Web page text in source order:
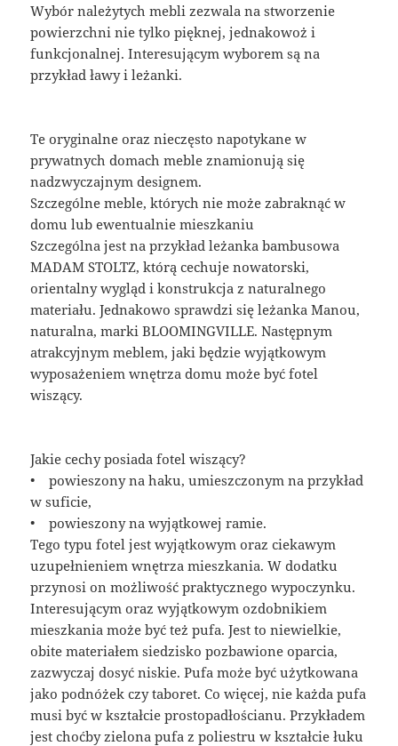
Wybór należytych mebli zezwala na stworzenie
powierzchni nie tylko pięknej, jednakowoż i
funkcjonalnej. Interesującym wyborem są na
przykład ławy i leżanki.
Te oryginalne oraz nieczęsto napotykane w
prywatnych domach meble znamionują się
nadzwyczajnym designem.
Szczególne meble, których nie może zabraknąć w
domu lub ewentualnie mieszkaniu
Szczególna jest na przykład leżanka bambusowa
MADAM STOLTZ, którą cechuje nowatorski,
orientalny wygląd i konstrukcja z naturalnego
materiału. Jednakowo sprawdzi się leżanka Manou,
naturalna, marki BLOOMINGVILLE. Następnym
atrakcyjnym meblem, jaki będzie wyjątkowym
wyposażeniem wnętrza domu może być fotel
wiszący.
Jakie cechy posiada fotel wiszący?
• powieszony na haku, umieszczonym na przykład
w suficie,
• powieszony na wyjątkowej ramie.
Tego typu fotel jest wyjątkowym oraz ciekawym
uzupełnieniem wnętrza mieszkania. W dodatku
przynosi on możliwość praktycznego wypoczynku.
Interesującym oraz wyjątkowym ozdobnikiem
mieszkania może być też pufa. Jest to niewielkie,
obite materiałem siedzisko pozbawione oparcia,
zazwyczaj dosyć niskie. Pufa może być użytkowana
jako podnóżek czy taboret. Co więcej, nie każda pufa
musi być w kształcie prostopadłościanu. Przykładem
jest choćby zielona pufa z poliestru w kształcie łuku